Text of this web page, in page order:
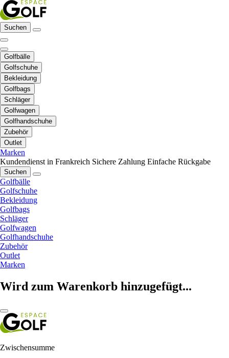
Suchen
Golfbälle
Golfschuhe
Bekleidung
Golfbags
Schläger
Golfwagen
Golfhandschuhe
Zubehör
Outlet
Marken
Kundendienst in Frankreich Sichere Zahlung Einfache Rückgabe
Suchen
Golfbälle
Golfschuhe
Bekleidung
Golfbags
Schläger
Golfwagen
Golfhandschuhe
Zubehör
Outlet
Marken
Wird zum Warenkorb hinzugefügt...
Zwischensumme